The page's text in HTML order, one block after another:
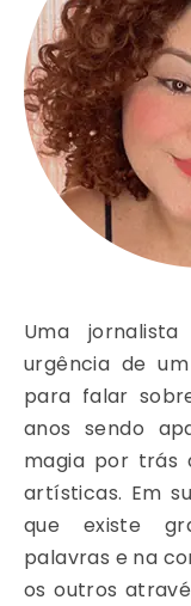
Uma
urgência de
para falar
anos sendo
magia por trás
artísticas. Em
que existe
palavras e na
os outros